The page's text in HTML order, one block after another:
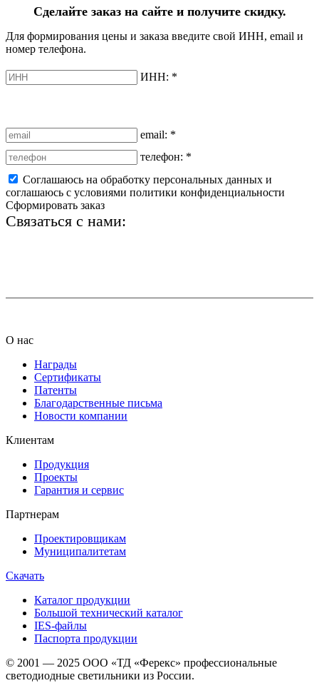
Сделайте заказ на сайте и получите скидку.
Для формирования цены и заказа введите свой ИНН, email и
номер телефона.
ИНН: *
email: *
телефон: *
Соглашаюсь на обработку персональных данных и
соглашаюсь с условиями политики конфиденциальности
Сформировать заказ
Связаться с нами:
О нас
Награды
Сертификаты
Патенты
Благодарственные письма
Новости компании
Клиентам
Продукция
Проекты
Гарантия и сервис
Партнерам
Проектировщикам
Муниципалитетам
Скачать
Каталог продукции
Большой технический каталог
IES-файлы
Паспорта продукции
© 2001 — 2025 ООО «ТД «Ферекс» профессиональные
светодиодные светильники из России.